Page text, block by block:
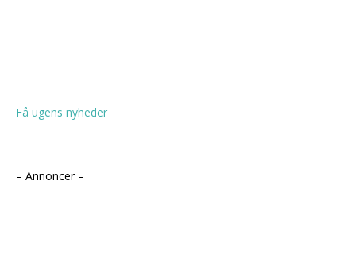
Få ugens nyheder
– Annoncer –